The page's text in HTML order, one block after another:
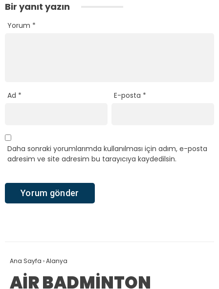
Bir yanıt yazın
Yorum *
Ad * E-posta *
Daha sonraki yorumlarımda kullanılması için adım, e-posta
adresim ve site adresim bu tarayıcıya kaydedilsin.
Ana Sayfa ›Alanya
AİR BADMİNTON